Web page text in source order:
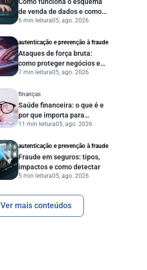
de venda de dados e como
proteger sua empresa?
6 min leitura05, ago. 2026
autenticação e prevenção à fraude
Ataques de força bruta:
como proteger negócios e
dados digitais
7 min leitura05, ago. 2026
finanças
Saúde financeira: o que é e
por que importa para
pessoas e empresas?
11 min leitura05, ago. 2026
autenticação e prevenção à fraude
Fraude em seguros: tipos,
impactos e como detectar
5 min leitura05, ago. 2026
Ver mais conteúdos